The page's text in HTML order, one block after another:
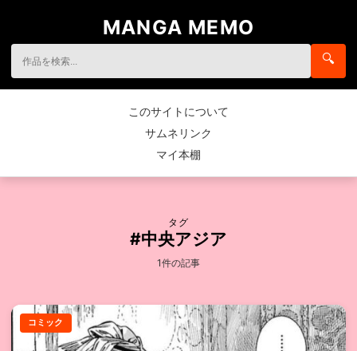
MANGA MEMO
🔍
このサイトについて
サムネリンク
マイ本棚
タグ
#中央アジア
1件の記事
コミック